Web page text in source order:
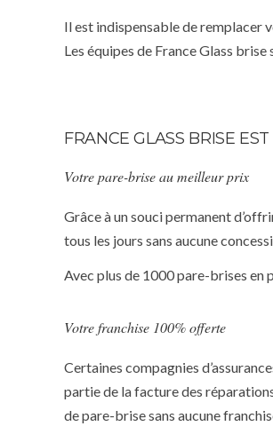
Il est indispensable de remplacer
Les équipes de France Glass
FRANCE GLASS BRISE
Votre pare-brise au meilleur prix
Grâce à un souci permanent
tous les jours sans aucune
Avec plus de 1000 pare-brises en
Votre franchise 100% offerte
Certaines compagnies
partie de la facture des
de pare-brise sans aucune